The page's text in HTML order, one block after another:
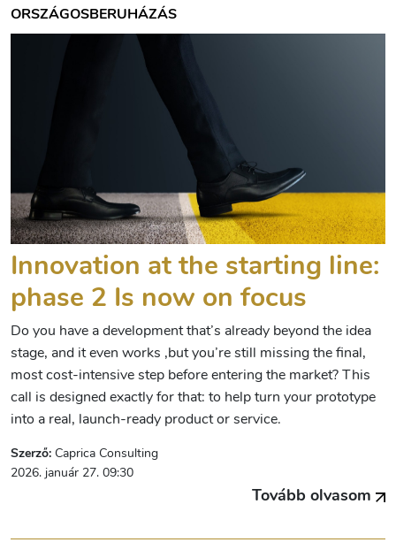
ORSZÁGOSBERUHÁZÁS
Innovation at the starting line:
phase 2 Is now on focus
Do you have a development that’s already beyond the idea
stage, and it even works ,but you’re still missing the final,
most cost-intensive step before entering the market? This
call is designed exactly for that: to help turn your prototype
into a real, launch-ready product or service.
Szerző: Caprica Consulting
2026. január 27. 09:30
Tovább olvasom